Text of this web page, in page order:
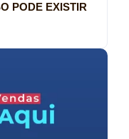
PODE EXISTIR